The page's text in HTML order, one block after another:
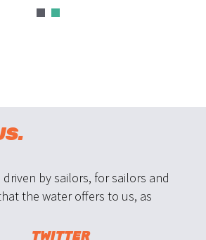
driven by sailors, for sailors and
the water offers to us, as
TWITTER